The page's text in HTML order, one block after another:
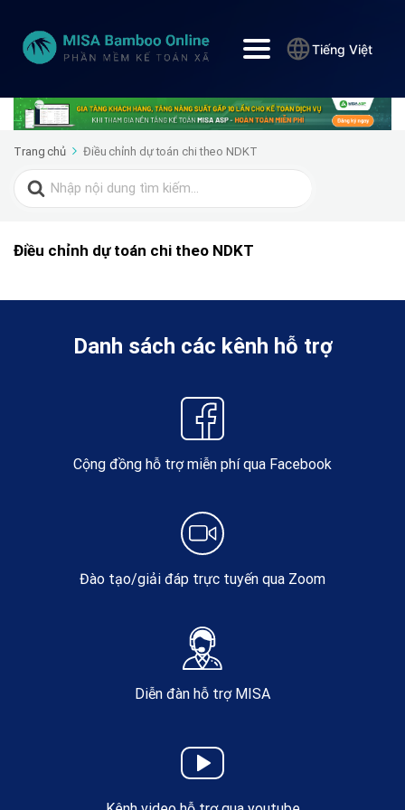
Tiếng Việt
Trang chủ Điều chỉnh dự toán chi theo NDKT
Search
for:
Điều chỉnh dự toán chi theo NDKT
Danh sách các kênh hỗ trợ
Cộng đồng hỗ trợ miễn phí qua Facebook
Đào tạo/giải đáp trực tuyến qua Zoom
Diễn đàn hỗ trợ MISA